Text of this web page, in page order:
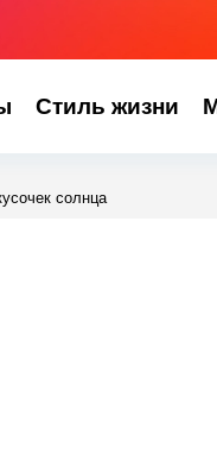
Стиль жизни
солнца